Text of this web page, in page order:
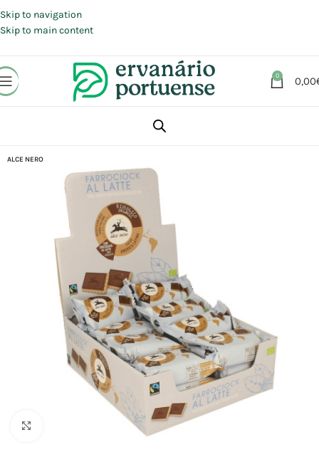
Skip to navigation
Skip to main content
0 0,00
Alimentação
ALCE NERO